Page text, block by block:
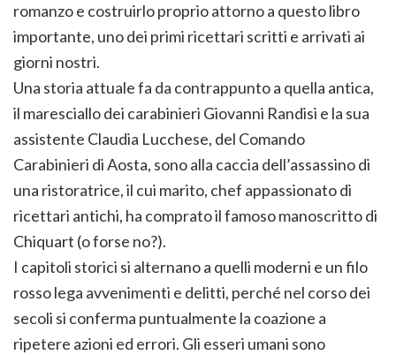
romanzo e costruirlo proprio attorno a questo libro
importante, uno dei primi ricettari scritti e arrivati ai
giorni nostri.
Una storia attuale fa da contrappunto a quella antica,
il maresciallo dei carabinieri Giovanni Randisi e la sua
assistente Claudia Lucchese, del Comando
Carabinieri di Aosta, sono alla caccia dell’assassino di
una ristoratrice, il cui marito, chef appassionato di
ricettari antichi, ha comprato il famoso manoscritto di
Chiquart (o forse no?).
I capitoli storici si alternano a quelli moderni e un filo
rosso lega avvenimenti e delitti, perché nel corso dei
secoli si conferma puntualmente la coazione a
ripetere azioni ed errori. Gli esseri umani sono